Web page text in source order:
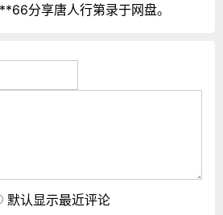
分享唐人行第录于网盘。
默认显示最近评论